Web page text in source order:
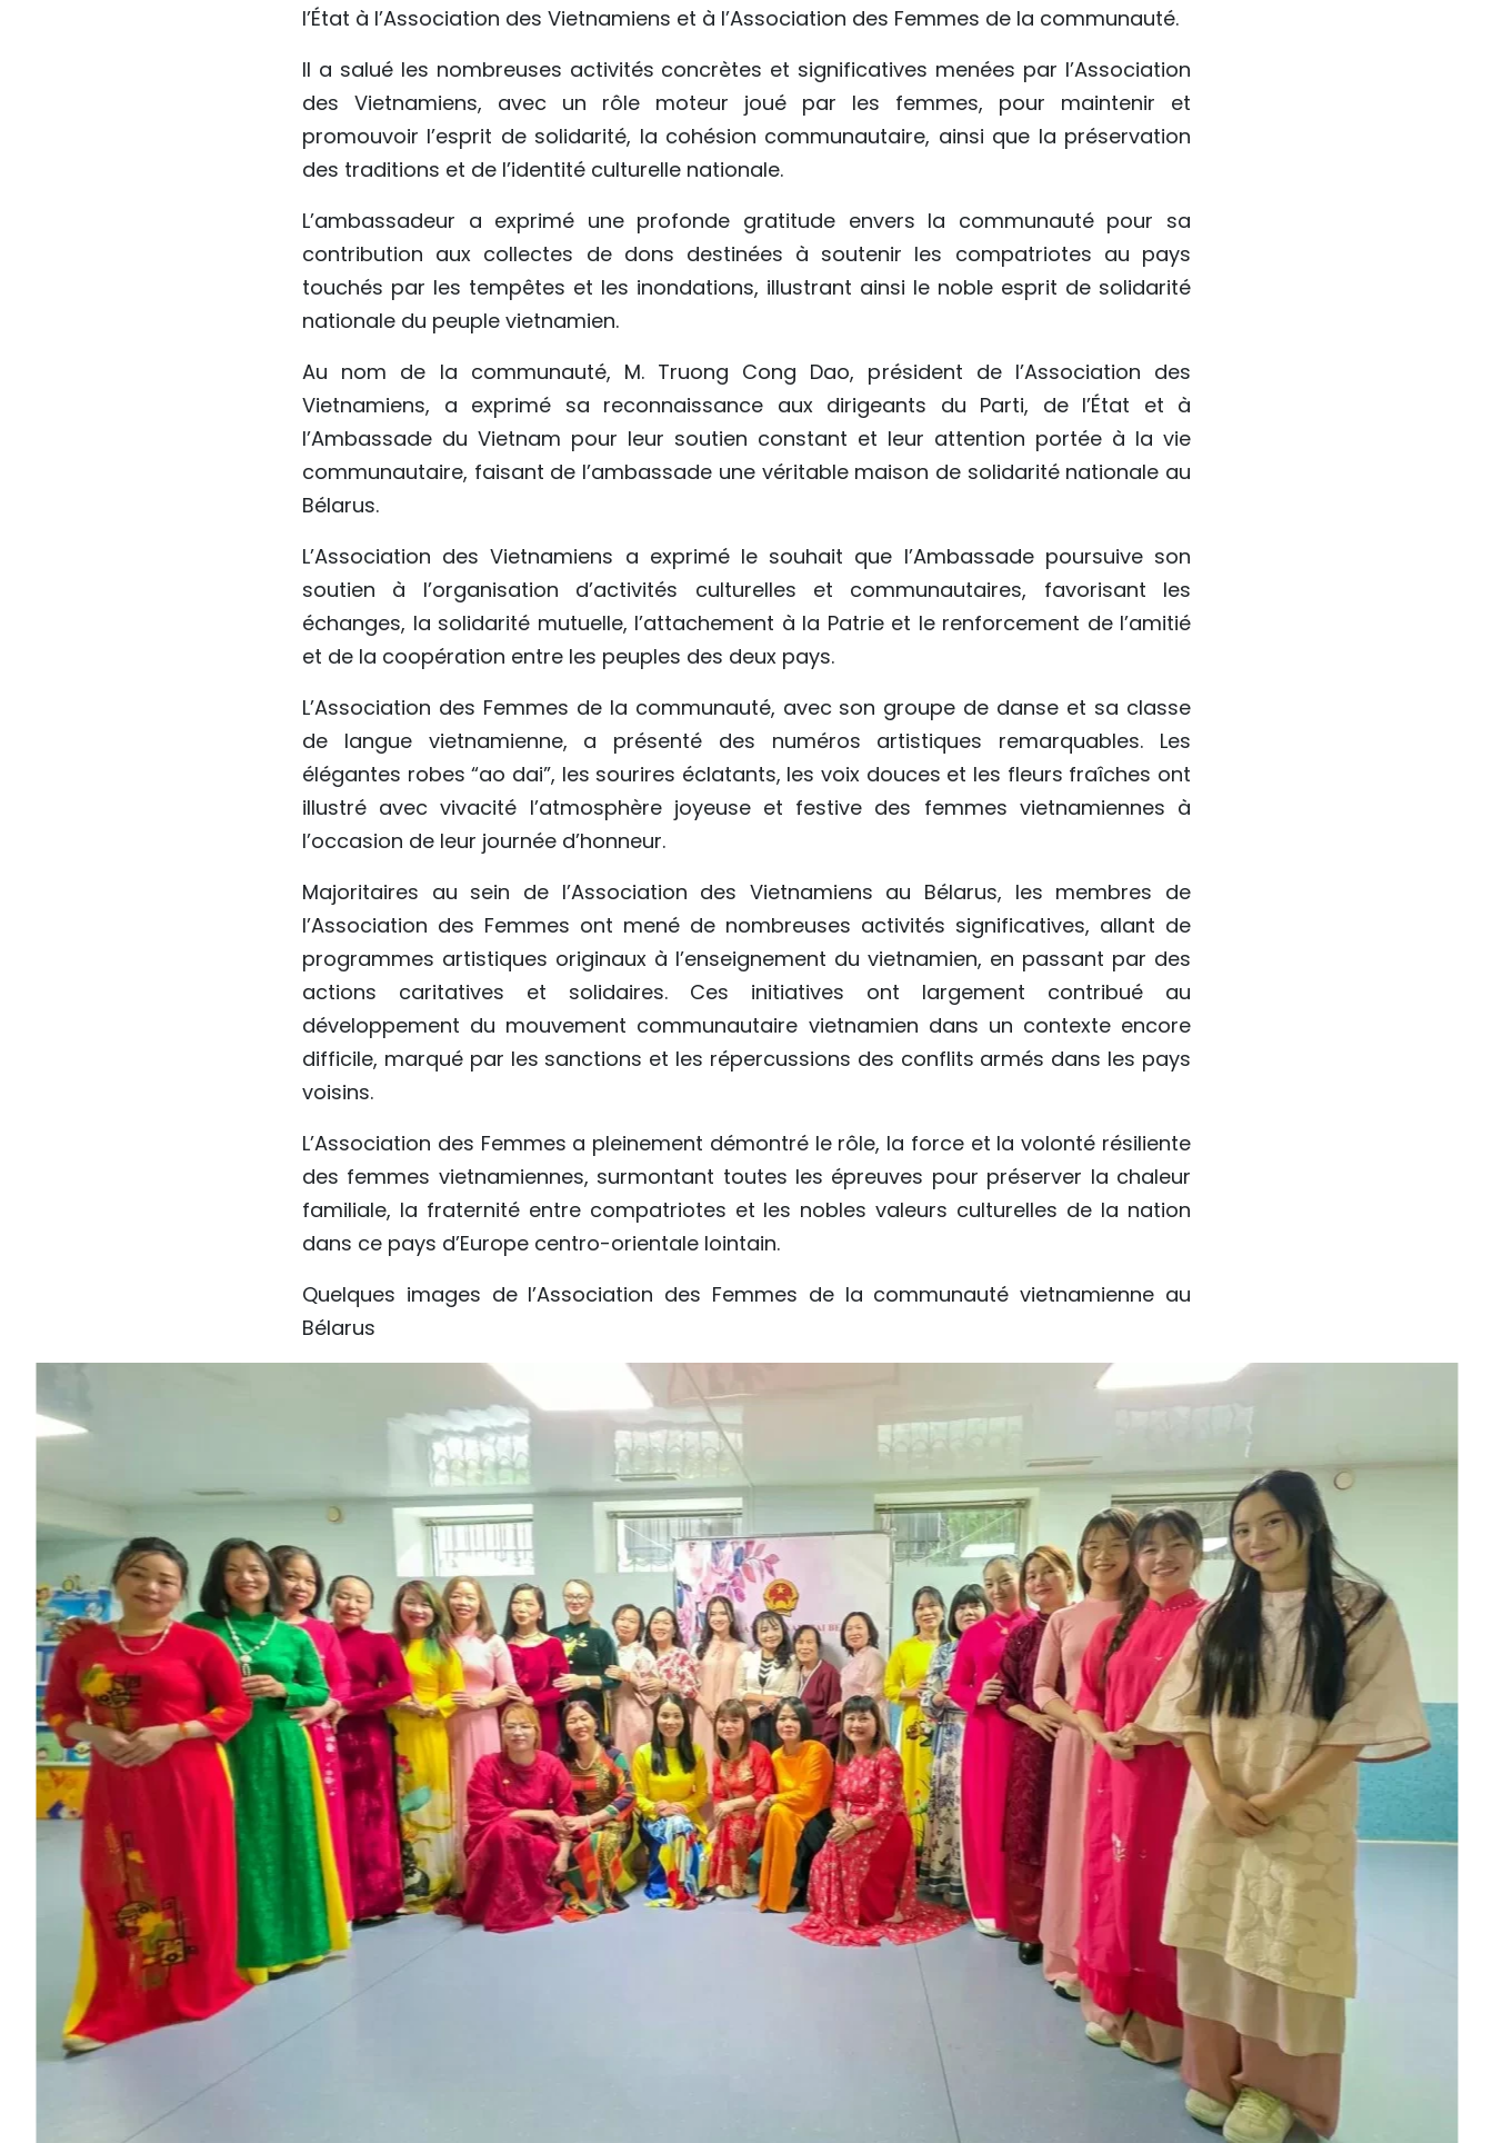
l’État à l’Association des Vietnamiens et à l’Association des Femmes de la communauté.
Il a salué les nombreuses activités concrètes et significatives menées par l’Association
des Vietnamiens, avec un rôle moteur joué par les femmes, pour maintenir et
promouvoir l’esprit de solidarité, la cohésion communautaire, ainsi que la préservation
des traditions et de l’identité culturelle nationale.
L’ambassadeur a exprimé une profonde gratitude envers la communauté pour sa
contribution aux collectes de dons destinées à soutenir les compatriotes au pays
touchés par les tempêtes et les inondations, illustrant ainsi le noble esprit de solidarité
nationale du peuple vietnamien.
Au nom de la communauté, M. Truong Cong Dao, président de l’Association des
Vietnamiens, a exprimé sa reconnaissance aux dirigeants du Parti, de l’État et à
l’Ambassade du Vietnam pour leur soutien constant et leur attention portée à la vie
communautaire, faisant de l’ambassade une véritable maison de solidarité nationale au
Bélarus.
L’Association des Vietnamiens a exprimé le souhait que l’Ambassade poursuive son
soutien à l’organisation d’activités culturelles et communautaires, favorisant les
échanges, la solidarité mutuelle, l’attachement à la Patrie et le renforcement de l’amitié
et de la coopération entre les peuples des deux pays.
L’Association des Femmes de la communauté, avec son groupe de danse et sa classe
de langue vietnamienne, a présenté des numéros artistiques remarquables. Les
élégantes robes “ao dai”, les sourires éclatants, les voix douces et les fleurs fraîches ont
illustré avec vivacité l’atmosphère joyeuse et festive des femmes vietnamiennes à
l’occasion de leur journée d’honneur.
Majoritaires au sein de l’Association des Vietnamiens au Bélarus, les membres de
l’Association des Femmes ont mené de nombreuses activités significatives, allant de
programmes artistiques originaux à l’enseignement du vietnamien, en passant par des
actions caritatives et solidaires. Ces initiatives ont largement contribué au
développement du mouvement communautaire vietnamien dans un contexte encore
difficile, marqué par les sanctions et les répercussions des conflits armés dans les pays
voisins.
L’Association des Femmes a pleinement démontré le rôle, la force et la volonté résiliente
des femmes vietnamiennes, surmontant toutes les épreuves pour préserver la chaleur
familiale, la fraternité entre compatriotes et les nobles valeurs culturelles de la nation
dans ce pays d’Europe centro-orientale lointain.
Quelques images de l’Association des Femmes de la communauté vietnamienne au
Bélarus